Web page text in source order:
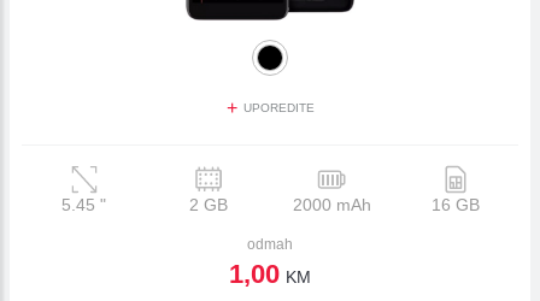
+ UPOREDITE
5.45" 2 GB 2000 mAh 16 GB
odmah
1,00 KM